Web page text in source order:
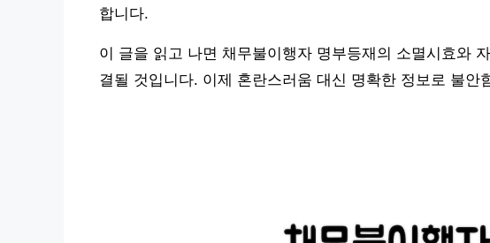
합니다.
이 글을 읽고 나면 채무불이행자 명부등재의 소멸시효와
결될 것입니다. 이제 혼란스러움 대신 명확한 정보로 불안